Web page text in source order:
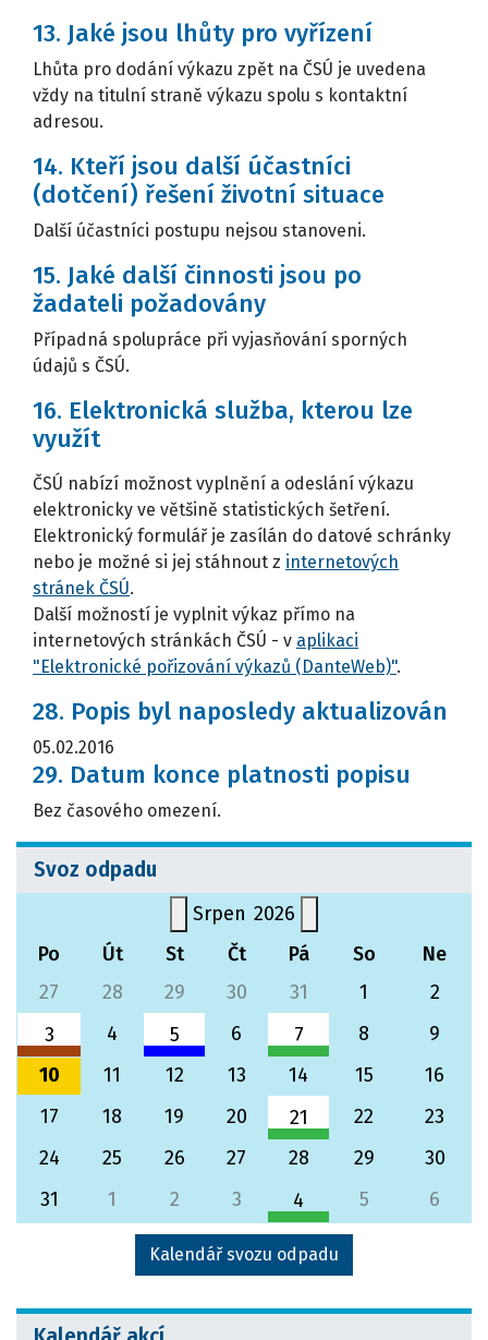
13. Jaké jsou lhůty pro vyřízení
Lhůta pro dodání výkazu zpět na ČSÚ je uvedena
vždy na titulní straně výkazu spolu s kontaktní
adresou.
14. Kteří jsou další účastníci
(dotčení) řešení životní situace
Další účastníci postupu nejsou stanoveni.
15. Jaké další činnosti jsou po
žadateli požadovány
Případná spolupráce při vyjasňování sporných
údajů s ČSÚ.
16. Elektronická služba, kterou lze
využít
ČSÚ nabízí možnost vyplnění a odeslání výkazu
elektronicky ve většině statistických šetření.
Elektronický formulář je zasílán do datové schránky
nebo je možné si jej stáhnout z internetových
stránek ČSÚ.
Další možností je vyplnit výkaz přímo na
internetových stránkách ČSÚ - v aplikaci
"Elektronické pořizování výkazů (DanteWeb)".
28. Popis byl naposledy aktualizován
05.02.2016
29. Datum konce platnosti popisu
Bez časového omezení.
Svoz odpadu
Srpen 2026
Po
Út St Čt Pá So
Ne
27
28 29 30 31 1
2
3
Komunální odpad
Všechovice (Přerov)
4
5
Papír
Všechovice (Přerov)
6
7
Bioodpad
Všechovice (Přerov)
8
9
10
11 12 13 14 15
16
17
18 19 20
21
Bioodpad
22
23
24
25 26 27 28 29
30
31
1 2 3
4
Bioodpad
Všechovice (Přerov)
5 6
Kalendář svozu odpadu